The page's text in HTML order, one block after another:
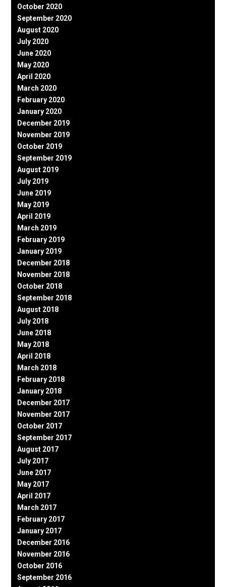
October 2020
September 2020
August 2020
July 2020
June 2020
May 2020
April 2020
March 2020
February 2020
January 2020
December 2019
November 2019
October 2019
September 2019
August 2019
July 2019
June 2019
May 2019
April 2019
March 2019
February 2019
January 2019
December 2018
November 2018
October 2018
September 2018
August 2018
July 2018
June 2018
May 2018
April 2018
March 2018
February 2018
January 2018
December 2017
November 2017
October 2017
September 2017
August 2017
July 2017
June 2017
May 2017
April 2017
March 2017
February 2017
January 2017
December 2016
November 2016
October 2016
September 2016